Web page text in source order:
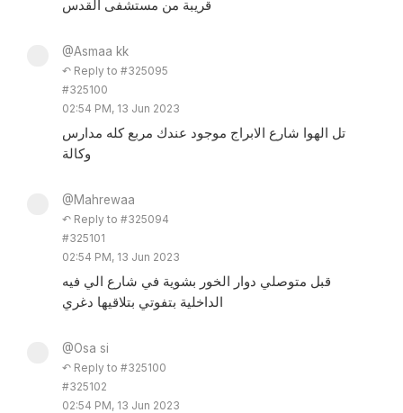
قريبة من مستشفى القدس
@Asmaa kk
↶ Reply to #325095
#325100
02:54 PM, 13 Jun 2023
تل الهوا شارع الابراج موجود عندك مربع كله مدارس
وكالة
@Mahrewaa
↶ Reply to #325094
#325101
02:54 PM, 13 Jun 2023
قبل متوصلي دوار الخور بشوية في شارع الي فيه
الداخلية بتفوتي بتلاقيها دغري
@Osa si
↶ Reply to #325100
#325102
02:54 PM, 13 Jun 2023